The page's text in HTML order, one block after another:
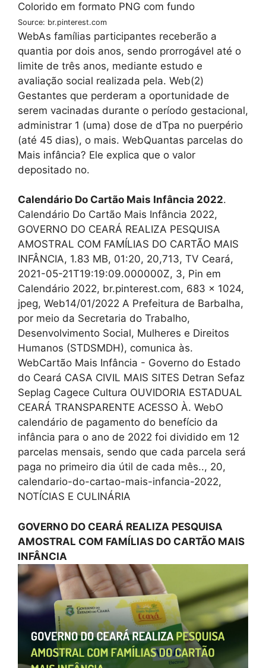
Source: br.pinterest.com
WebAs famílias participantes receberão a
quantia por dois anos, sendo prorrogável até o
limite de três anos, mediante estudo e
avaliação social realizada pela. Web(2)
Gestantes que perderam a oportunidade de
serem vacinadas durante o período gestacional,
administrar 1 (uma) dose de dTpa no puerpério
(até 45 dias), o mais. WebQuantas parcelas do
Mais infância? Ele explica que o valor
depositado no.
Calendário Do Cartão Mais Infância 2022.
Calendário Do Cartão Mais Infância 2022,
GOVERNO DO CEARÁ REALIZA PESQUISA
AMOSTRAL COM FAMÍLIAS DO CARTÃO MAIS
INFÂNCIA, 1.83 MB, 01:20, 20,713, TV Ceará,
2021-05-21T19:19:09.000000Z, 3, Pin em
Calendário 2022, br.pinterest.com, 683 x 1024,
jpeg, Web14/01/2022 A Prefeitura de Barbalha,
por meio da Secretaria do Trabalho,
Desenvolvimento Social, Mulheres e Direitos
Humanos (STDSMDH), comunica às.
WebCartão Mais Infância - Governo do Estado
do Ceará CASA CIVIL MAIS SITES Detran Sefaz
Seplag Cagece Cultura OUVIDORIA ESTADUAL
CEARÁ TRANSPARENTE ACESSO À. WebO
calendário de pagamento do benefício da
infância para o ano de 2022 foi dividido em 12
parcelas mensais, sendo que cada parcela será
paga no primeiro dia útil de cada mês.., 20,
calendario-do-cartao-mais-infancia-2022,
NOTÍCIAS E CULINÁRIA
GOVERNO DO CEARÁ REALIZA PESQUISA
AMOSTRAL COM FAMÍLIAS DO CARTÃO MAIS
INFÂNCIA